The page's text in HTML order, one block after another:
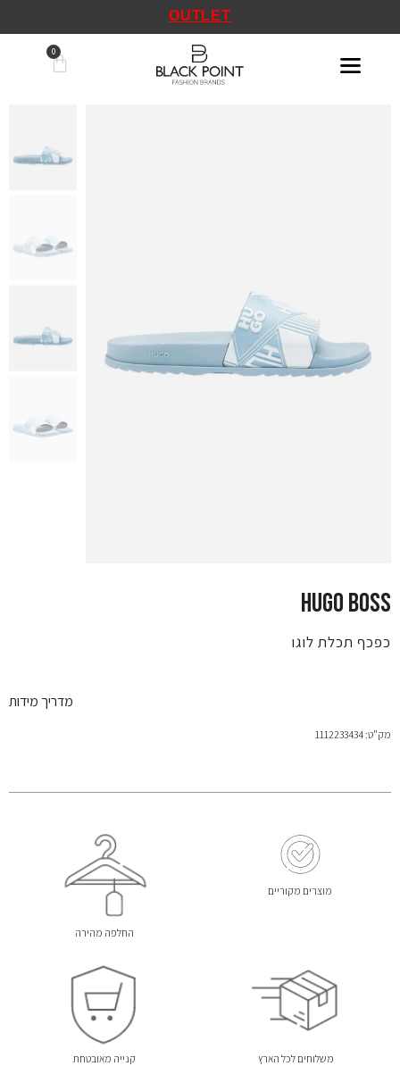
OUTLET
HUGO BOSS
כפכף תכלת לוגו
מדריך מידות
מק"ט: 1112233434
מוצרים מקוריים
החלפה מהירה
משלוחים לכל הארץ קנייה מאובטחת